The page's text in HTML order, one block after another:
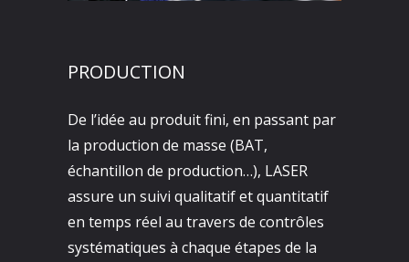
PRODUCTION
De l’idée au produit fini, en passant par
la production de masse (BAT,
échantillon de production…), LASER
assure un suivi qualitatif et quantitatif
en temps réel au travers de contrôles
systématiques à chaque étapes de la